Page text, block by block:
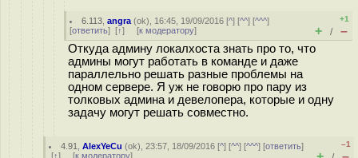
6.113 ,angra (ok), 16:45, 19/09/2016 [^] [^^] [^^^]
[ответить] [↑] [к модератору]
+1
+ / –
Откуда админу локалхоста знать про то, что
админы могут работать в команде и даже
параллельно решать разные проблемы на
одном сервере. Я уж не говорю про пару из
толковых админа и девелопера, которые и одну
задачу могут решать совместно.
4.91 ,AlexYeCu (ok), 23:57, 18/09/2016 [^] [^^] [^^^] [ответить]
[↑] [к модератору]
–1